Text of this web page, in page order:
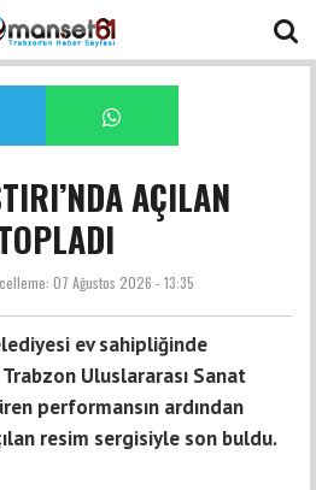
AÇILAN
07 Ağustos 2026 - 13:35
ev sahipliğinde
Uluslararası Sanat
performansın ardından
resim sergisiyle son buldu.